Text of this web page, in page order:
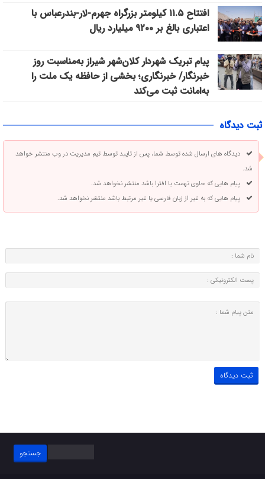
افتتاح ۱۱.۵ کیلومتر بزرگراه جهرم-لار-بندرعباس با
اعتباری بالغ بر ۹۲۰۰ میلیارد ریال
پیام تبریک شهردار کلان‌شهر شیراز به‌مناسبت روز
خبرنگار/ خبرنگاری؛ بخشی از حافظه یک ملت را
به‌امانت ثبت می‌کند
ثبت دیدگاه
دیدگاه های ارسال شده توسط شما، پس از تایید توسط تیم مدیریت در وب منتشر خواهد
شد.
پیام هایی که حاوی تهمت یا افترا باشد منتشر نخواهد شد.
پیام هایی که به غیر از زبان فارسی یا غیر مرتبط باشد منتشر نخواهد شد.
جستجو
برای: